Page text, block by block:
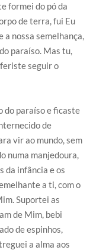
formei do pó da
de terra, fui Eu
nossa semelhança,
paraíso. Mas tu,
seguir o
do paraíso e ficaste
de
vir ao mundo, sem
numa manjedoura,
da infância e os
a ti, com o
Suportei as
de Mim, bebi
de espinhos,
a alma aos